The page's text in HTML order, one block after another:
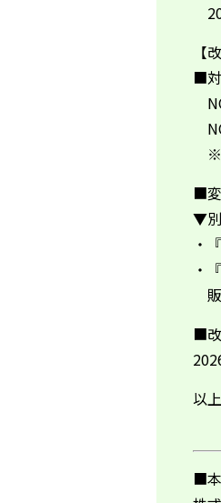
【
■
※
■
▼
・
・
■
以
■